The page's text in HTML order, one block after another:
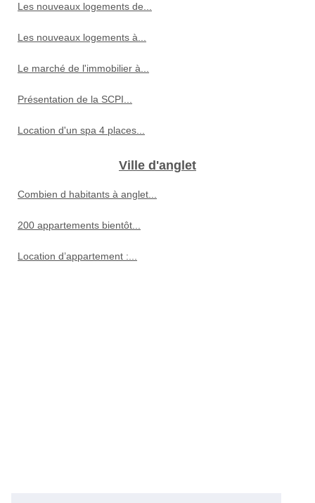
Les nouveaux logements de...
Les nouveaux logements à...
Le marché de l'immobilier à...
Présentation de la SCPI...
Location d'un spa 4 places...
Ville d'anglet
Combien d habitants à anglet...
200 appartements bientôt...
Location d’appartement :...